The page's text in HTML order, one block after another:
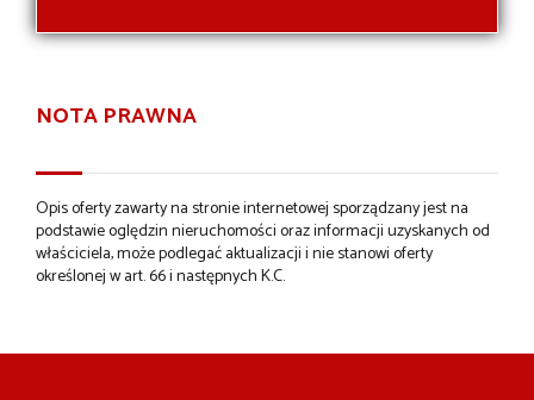
NOTA PRAWNA
Opis oferty zawarty na stronie internetowej sporządzany jest na
podstawie oględzin nieruchomości oraz informacji uzyskanych od
właściciela, może podlegać aktualizacji i nie stanowi oferty
określonej w art. 66 i następnych K.C.